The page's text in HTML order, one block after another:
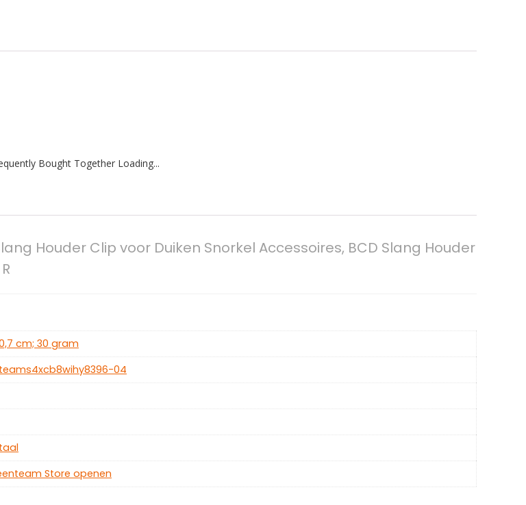
Bought Together Loading...
Houder Clip voor Duiken Snorkel Accessoires, BCD Slang Houder
0,7 cm; 30 gram
04
Store openen